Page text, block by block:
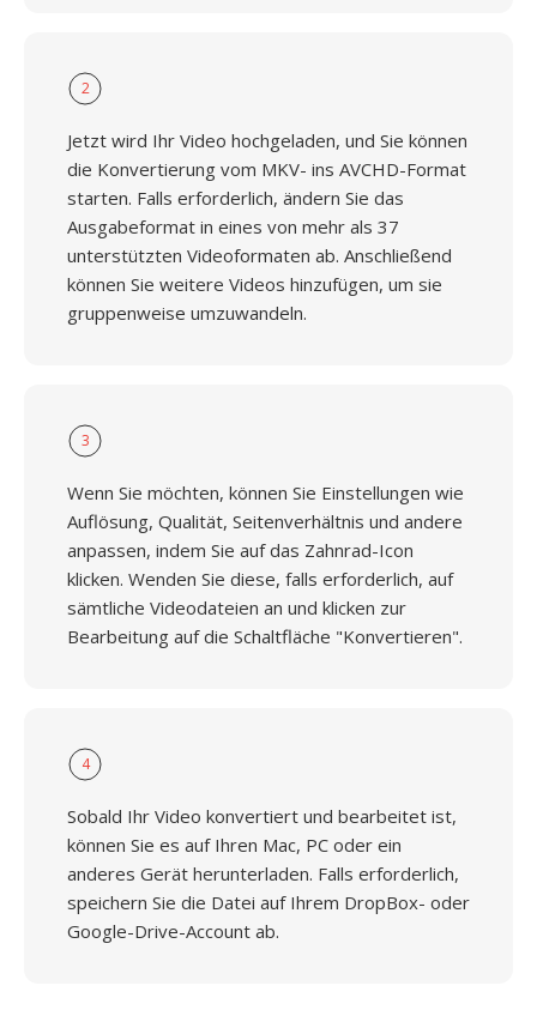
2
Jetzt wird Ihr Video hochgeladen, und Sie können
die Konvertierung vom MKV- ins AVCHD-Format
starten. Falls erforderlich, ändern Sie das
Ausgabeformat in eines von mehr als 37
unterstützten Videoformaten ab. Anschließend
können Sie weitere Videos hinzufügen, um sie
gruppenweise umzuwandeln.
3
Wenn Sie möchten, können Sie Einstellungen wie
Auflösung, Qualität, Seitenverhältnis und andere
anpassen, indem Sie auf das Zahnrad-Icon
klicken. Wenden Sie diese, falls erforderlich, auf
sämtliche Videodateien an und klicken zur
Bearbeitung auf die Schaltfläche "Konvertieren".
4
Sobald Ihr Video konvertiert und bearbeitet ist,
können Sie es auf Ihren Mac, PC oder ein
anderes Gerät herunterladen. Falls erforderlich,
speichern Sie die Datei auf Ihrem DropBox- oder
Google-Drive-Account ab.